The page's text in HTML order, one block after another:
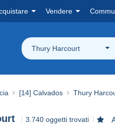
Vendere
Thury Harcourt
[14] Calvados Thury
3.740 oggetti trovati